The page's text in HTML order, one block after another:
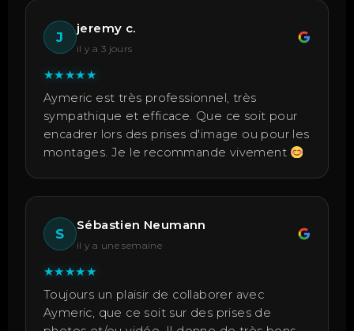
J
jeremy c.
il y a 3 jours
★★★★★
Aymeric est très professionnel, très
sympathique et efficace. Que ce soit pour
encadrer lors des prises d'image ou pour les
montages. Je le recommande vivement
S
Sébastien Neumann
il y a une semaine
★★★★★
Toujours un plaisir de collaborer avec
Aymeric, que ce soit sur des prises de